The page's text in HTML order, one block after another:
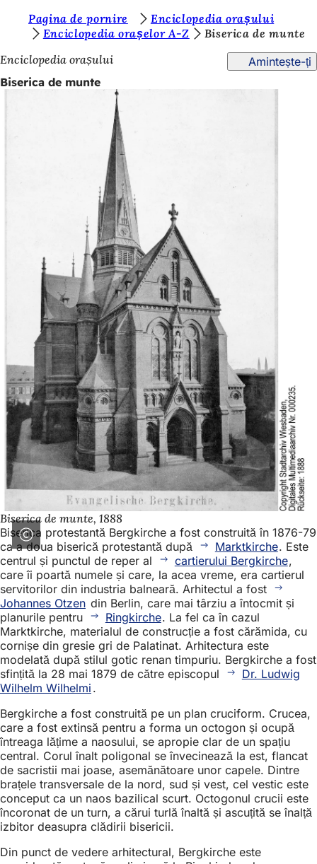
Salt la conținut
n
t
Pagina de pornire
Enciclopedia orașului
Enciclopedia orașelor A-Z
Biserica de munte
Enciclopedia orașului
Amintește-ți
Biserica de munte
Biserica de munte, 1888
Biserica protestantă Bergkirche a fost construită în 1876-79
ca a doua biserică protestantă după
Marktkirche. Este
centrul și punctul de reper al
cartierului Bergkirche,
care îi poartă numele și care, la acea vreme, era cartierul
servitorilor din industria balneară. Arhitectul a fost
Johannes Otzen din Berlin, care mai târziu a întocmit și
planurile pentru
Ringkirche. La fel ca în cazul
Marktkirche, materialul de construcție a fost cărămida, cu
cornișe din gresie gri de Palatinat. Arhitectura este
modelată după stilul gotic renan timpuriu. Bergkirche a fost
sfințită la 28 mai 1879 de către episcopul
Dr. Ludwig
Wilhelm Wilhelmi .
Bergkirche a fost construită pe un plan cruciform. Crucea,
care a fost extinsă pentru a forma un octogon și ocupă
întreaga lățime a naosului, se apropie clar de un spațiu
central. Corul înalt poligonal se învecinează la est, flancat
de sacristii mai joase, asemănătoare unor capele. Dintre
brațele transversale de la nord, sud și vest, cel vestic este
conceput ca un naos bazilical scurt. Octogonul crucii este
încoronat de un turn, a cărui turlă înaltă și ascuțită se înalță
izbitor deasupra clădirii bisericii.
Din punct de vedere arhitectural, Bergkirche este